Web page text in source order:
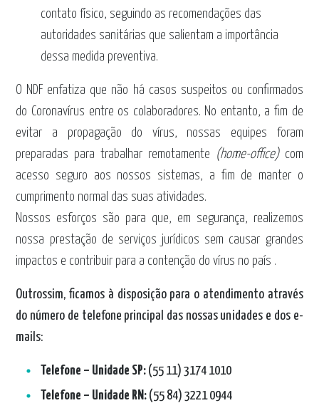
contato físico, seguindo as recomendações das
autoridades sanitárias que salientam a importância
dessa medida preventiva.
O NDF enfatiza que não há casos suspeitos ou confirmados
do Coronavírus entre os colaboradores. No entanto, a fim de
evitar a propagação do vírus, nossas equipes foram
preparadas para trabalhar remotamente (home-office)com
acesso seguro aos nossos sistemas, a fim de manter o
cumprimento normal das suas atividades.
Nossos esforços são para que, em segurança, realizemos
nossa prestação de serviços jurídicos sem causar grandes
impactos e contribuir para a contenção do vírus no país .
Outrossim, ficamos à disposição para o atendimento através
do número de telefone principal das nossas unidades e dos e-
mails:
Telefone – Unidade SP: (55 11) 3174 1010
Telefone – Unidade RN: (55 84) 3221 0944